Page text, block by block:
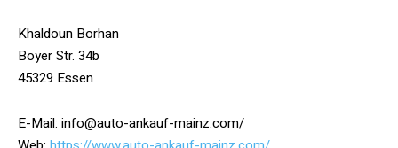
Khaldoun Borhan
Boyer Str. 34b
45329 Essen
E-Mail: info@auto-ankauf-mainz.com/